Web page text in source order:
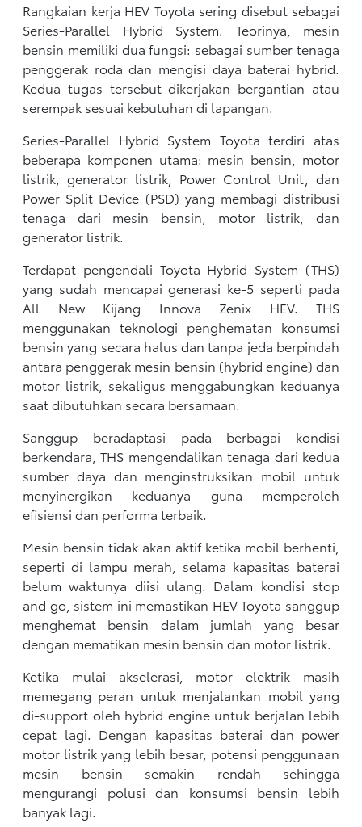
Rangkaian kerja HEV Toyota sering disebut sebagai
Series-Parallel Hybrid System. Teorinya, mesin
bensin memiliki dua fungsi: sebagai sumber tenaga
penggerak roda dan mengisi daya baterai hybrid.
Kedua tugas tersebut dikerjakan bergantian atau
serempak sesuai kebutuhan di lapangan.
Series-Parallel Hybrid System Toyota terdiri atas
beberapa komponen utama: mesin bensin, motor
listrik, generator listrik, Power Control Unit, dan
Power Split Device (PSD) yang membagi distribusi
tenaga dari mesin bensin, motor listrik, dan
generator listrik.
Terdapat pengendali Toyota Hybrid System (THS)
yang sudah mencapai generasi ke-5 seperti pada
All New Kijang Innova Zenix HEV. THS
menggunakan teknologi penghematan konsumsi
bensin yang secara halus dan tanpa jeda berpindah
antara penggerak mesin bensin (hybrid engine) dan
motor listrik, sekaligus menggabungkan keduanya
saat dibutuhkan secara bersamaan.
Sanggup beradaptasi pada berbagai kondisi
berkendara, THS mengendalikan tenaga dari kedua
sumber daya dan menginstruksikan mobil untuk
menyinergikan keduanya guna memperoleh
efisiensi dan performa terbaik.
Mesin bensin tidak akan aktif ketika mobil berhenti,
seperti di lampu merah, selama kapasitas baterai
belum waktunya diisi ulang. Dalam kondisi stop
and go, sistem ini memastikan HEV Toyota sanggup
menghemat bensin dalam jumlah yang besar
dengan mematikan mesin bensin dan motor listrik.
Ketika mulai akselerasi, motor elektrik masih
memegang peran untuk menjalankan mobil yang
di-support oleh hybrid engine untuk berjalan lebih
cepat lagi. Dengan kapasitas baterai dan power
motor listrik yang lebih besar, potensi penggunaan
mesin bensin semakin rendah sehingga
mengurangi polusi dan konsumsi bensin lebih
banyak lagi.